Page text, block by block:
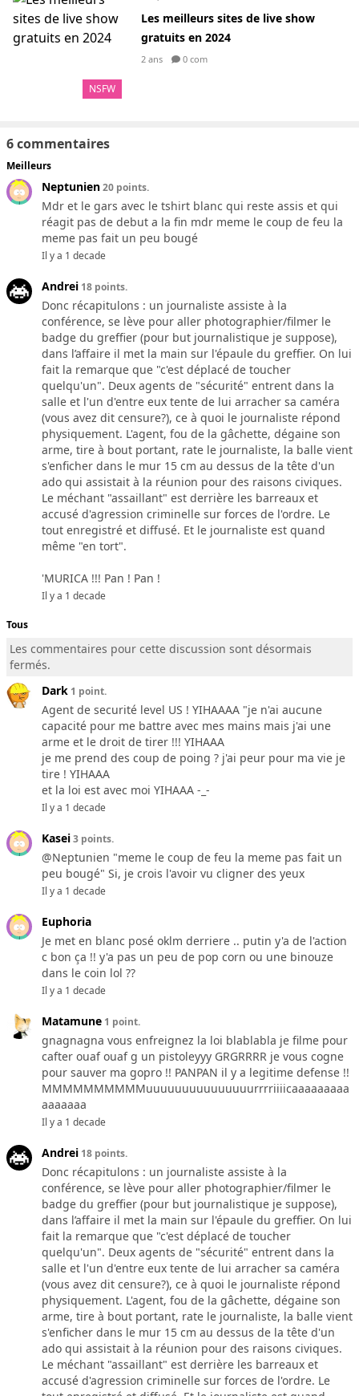
NSFW
Les meilleurs sites de live show
gratuits en 2024
2 ans 0 com
6 commentaires
Meilleurs
Neptunien20 points.
Mdr et le gars avec le tshirt blanc qui reste assis et qui
réagit pas de debut a la fin mdr meme le coup de feu la
meme pas fait un peu bougé
Il y a 1 decade
Andrei 18 points.
Donc récapitulons : un journaliste assiste à la
conférence, se lève pour aller photographier/filmer le
badge du greffier (pour but journalistique je suppose),
dans l’affaire il met la main sur l'épaule du greffier. On lui
fait la remarque que "c'est déplacé de toucher
quelqu'un". Deux agents de "sécurité" entrent dans la
salle et l'un d'entre eux tente de lui arracher sa caméra
(vous avez dit censure?), ce à quoi le journaliste répond
physiquement. L'agent, fou de la gâchette, dégaine son
arme, tire à bout portant, rate le journaliste, la balle vient
s'enficher dans le mur 15 cm au dessus de la tête d'un
ado qui assistait à la réunion pour des raisons civiques.
Le méchant "assaillant" est derrière les barreaux et
accusé d'agression criminelle sur forces de l'ordre. Le
tout enregistré et diffusé. Et le journaliste est quand
même "en tort".
'MURICA !!! Pan ! Pan !
Il y a 1 decade
Tous
Les commentaires pour cette discussion sont désormais
fermés.
Dark 1 point.
Agent de securité level US ! YIHAAAA "je n'ai aucune
capacité pour me battre avec mes mains mais j'ai une
arme et le droit de tirer !!! YIHAAA
je me prend des coup de poing ? j'ai peur pour ma vie je
tire ! YIHAAA
et la loi est avec moi YIHAAA -_-
Il y a 1 decade
Kasei3 points.
@Neptunien "meme le coup de feu la meme pas fait un
peu bougé" Si, je crois l'avoir vu cligner des yeux
Il y a 1 decade
Euphoria
Je met en blanc posé oklm derriere .. putin y'a de l'action
c bon ça !! y'a pas un peu de pop corn ou une binouze
dans le coin lol ??
Il y a 1 decade
Matamune 1 point.
gnagnagna vous enfreignez la loi blablabla je filme pour
cafter ouaf ouaf g un pistoleyyy GRGRRRR je vous cogne
pour sauver ma gopro !! PANPAN il y a legitime defense !!
MMMMMMMMMMuuuuuuuuuuuuuuurrrriiiicaaaaaaaaa
aaaaaaa
Il y a 1 decade
Andrei 18 points.
Donc récapitulons : un journaliste assiste à la
conférence, se lève pour aller photographier/filmer le
badge du greffier (pour but journalistique je suppose),
dans l’affaire il met la main sur l'épaule du greffier. On lui
fait la remarque que "c'est déplacé de toucher
quelqu'un". Deux agents de "sécurité" entrent dans la
salle et l'un d'entre eux tente de lui arracher sa caméra
(vous avez dit censure?), ce à quoi le journaliste répond
physiquement. L'agent, fou de la gâchette, dégaine son
arme, tire à bout portant, rate le journaliste, la balle vient
s'enficher dans le mur 15 cm au dessus de la tête d'un
ado qui assistait à la réunion pour des raisons civiques.
Le méchant "assaillant" est derrière les barreaux et
accusé d'agression criminelle sur forces de l'ordre. Le